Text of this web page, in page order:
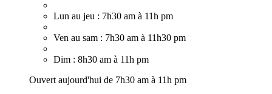
Lun au jeu : 7h30 am à 11h pm
Ven au sam : 7h30 am à 11h30 pm
Dim : 8h30 am à 11h pm
Ouvert aujourd'hui de 7h30 am à 11h pm